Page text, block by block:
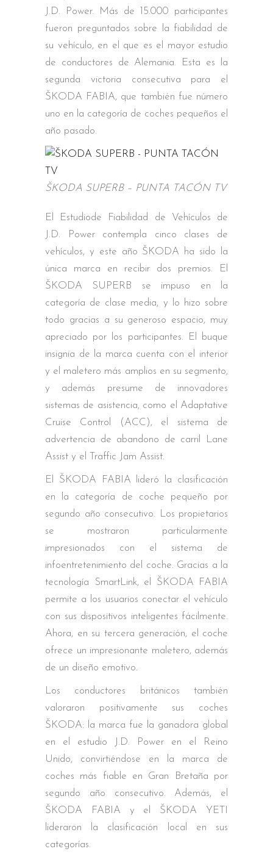
J.D. Power. Más de 15.000 participantes
fueron preguntados sobre la fiabilidad de
su vehículo, en el que es el mayor estudio
de conductores de Alemania. Esta es la
segunda victoria consecutiva para el
ŠKODA FABIA, que también fue número
uno en la categoría de coches pequeños el
año pasado.
ŠKODA SUPERB – PUNTA TACÓN TV
El Estudiode Fiabilidad de Vehículos de
J.D. Power contempla cinco clases de
vehículos, y este año ŠKODA ha sido la
única marca en recibir dos premios. El
ŠKODA SUPERB se impuso en la
categoría de clase media, y lo hizo sobre
todo gracias a su generoso espacio, muy
apreciado por los participantes. El buque
insignia de la marca cuenta con el interior
y el maletero más amplios en su segmento,
y además presume de innovadores
sistemas de asistencia, como el Adaptative
Cruise Control (ACC), el sistema de
advertencia de abandono de carril Lane
Assist y el Traffic Jam Assist.
El ŠKODA FABIA lideró la clasificación
en la categoría de coche pequeño por
segundo año consecutivo. Los propietarios
se mostraron particularmente
impresionados con el sistema de
infoentretenimiento del coche. Gracias a la
tecnología SmartLink, el ŠKODA FABIA
permite a los usuarios conectar el vehículo
con sus dispositivos inteligentes fácilmente.
Ahora, en su tercera generación, el coche
ofrece un impresionante maletero, además
de un diseño emotivo.
Los conductores británicos también
valoraron positivamente sus coches
ŠKODA: la marca fue la ganadora global
en el estudio J.D. Power en el Reino
Unido, convirtiéndose en la marca de
coches más fiable en Gran Bretaña por
segundo año consecutivo. Además, el
ŠKODA FABIA y el ŠKODA YETI
lideraron la clasificación local en sus
categorías.